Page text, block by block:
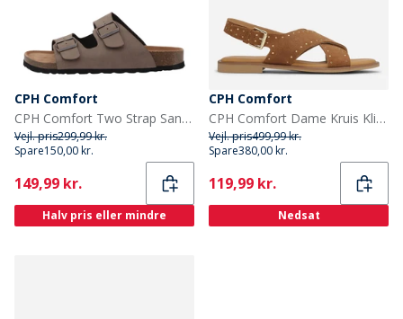
CPH Comfort
CPH Comfort Two Strap Sandaler Mellembrun
Vejl. pris299,99 kr.
Spare150,00 kr.
Current
149,99 kr.
Halv pris eller mindre
CPH Comfort
CPH Comfort Dame Kruis Klinknagels Sandaler Camel
Vejl. pris499,99 kr.
Spare380,00 kr.
Current
119,99 kr.
Nedsat